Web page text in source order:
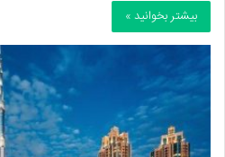
بیشتر بخوانید »